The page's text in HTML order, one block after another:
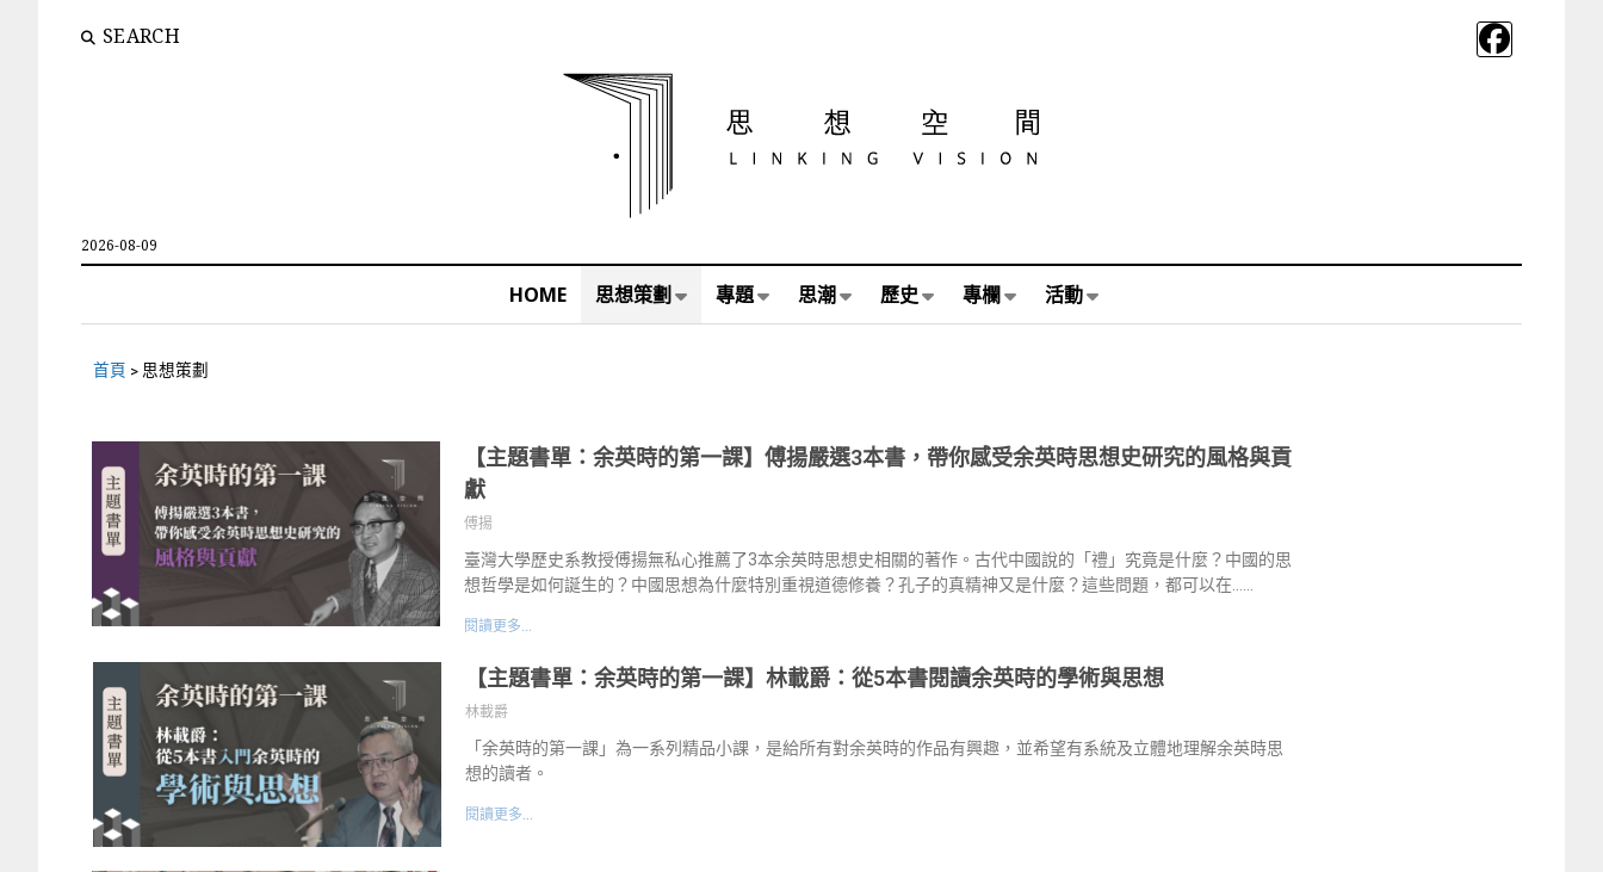
SEARCH
2026-08-09
HOME 思想策劃 專題 思潮 歷史 專欄 活動
首頁 > 思想策劃
【主題書單：余英時的第一課】傅揚嚴選3本書，帶你感受余英時思想史研究的風格與貢
獻
傅揚
臺灣大學歷史系教授傅揚無私心推薦了3本余英時思想史相關的著作。古代中國說的「禮」究竟是什麼？中國的思
想哲學是如何誕生的？中國思想為什麼特別重視道德修養？孔子的真精神又是什麼？這些問題，都可以在……
閱讀更多...
【主題書單：余英時的第一課】林載爵：從5本書閱讀余英時的學術與思想
林載爵
「余英時的第一課」為一系列精品小課，是給所有對余英時的作品有興趣，並希望有系統及立體地理解余英時思
想的讀者。
閱讀更多...